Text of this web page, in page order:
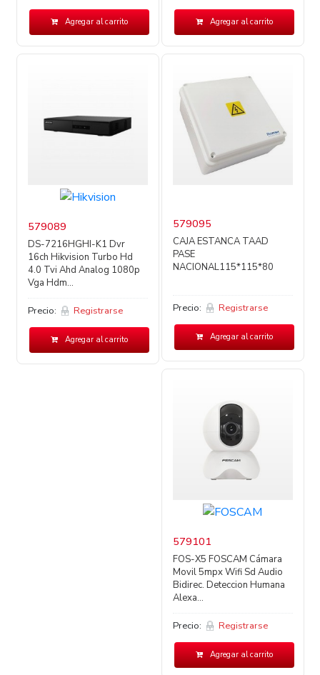
Agregar al carrito Agregar al carrito
579089
DS-7216HGHI-K1 Dvr
16ch Hikvision Turbo Hd
4.0 Tvi Ahd Analog 1080p
Vga Hdm...
Precio: Registrarse
Agregar al carrito
579095
CAJA ESTANCA TAAD
PASE
NACIONAL115*115*80
Precio: Registrarse
Agregar al carrito
579101
FOS-X5 FOSCAM Cámara
Movil 5mpx Wifi Sd Audio
Bidirec. Deteccion Humana
Alexa...
Precio: Registrarse
Agregar al carrito